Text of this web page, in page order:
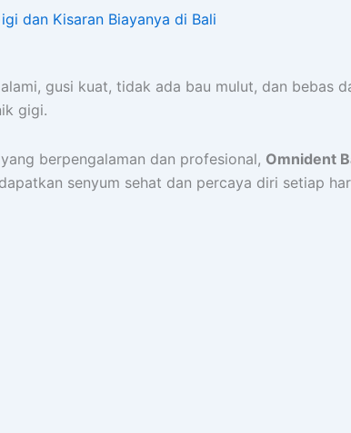
dan Kisaran Biayanya di Bali
gusi kuat, tidak ada bau mulut, dan bebas
gigi.
yang berpengalaman dan profesional, Omnident
senyum sehat dan percaya diri setiap